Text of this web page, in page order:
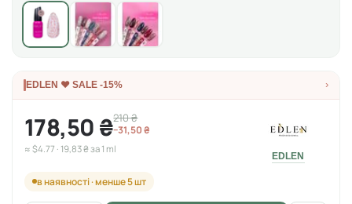
EDLEN ❤️ SALE -15% ›
178,50 ₴210 ₴
−31,50 ₴
≈ $4.77 · 19,83 ₴ за 1 ml
EDLEN
в наявності · менше 5 шт